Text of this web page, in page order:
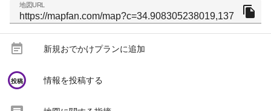
地図URL file_copy
event_note 新規おでかけプランに追加
circle
投稿 情報を投稿する